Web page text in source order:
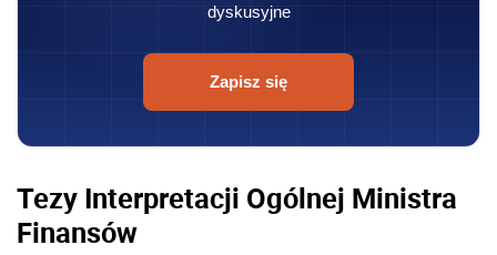
dyskusyjne
Zapisz się
Tezy Interpretacji Ogólnej Ministra
Finansów